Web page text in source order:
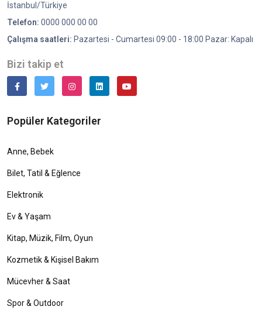
İstanbul/Türkiye
Telefon: 0000 000 00 00
Çalışma saatleri: Pazartesi - Cumartesi 09:00 - 18:00 Pazar: Kapalı
Bizi takip et
Popüler Kategoriler
Anne, Bebek
Bilet, Tatil & Eğlence
Elektronik
Ev & Yaşam
Kitap, Müzik, Film, Oyun
Kozmetik & Kişisel Bakım
Mücevher & Saat
Spor & Outdoor